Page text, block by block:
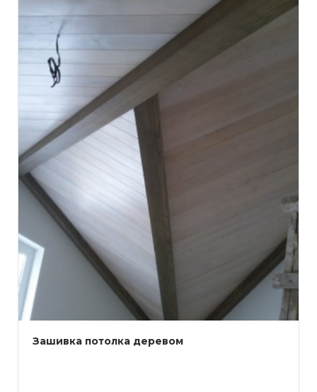
Зашивка потолка деревом